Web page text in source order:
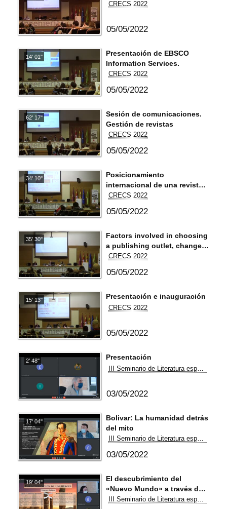
CRECS 2022
05/05/2022
14' 01''
Presentación de EBSCO
Information Services.
CRECS 2022
05/05/2022
62' 17''
Sesión de comunicaciones.
Gestión de revistas
CRECS 2022
05/05/2022
34' 10''
Posicionamiento
internacional de una revista
científica como marca de
CRECS 2022
05/05/2022
35' 30''
Factors involved in choosing
a publishing outlet, changes
over time and influence of
junior researchers.
CRECS 2022
05/05/2022
15' 13'' Presentación e inauguración
CRECS 2022
05/05/2022
2' 48'' Presentación
III Seminario de Literatura española de enseñanza y aprendizaje entre iguales
03/05/2022
17' 04''
Bolivar: La humanidad detrás
del mito
03/05/2022
19' 04''
El descubrimiento del
«Nuevo Mundo» a través de
una doble mirada: Colçon y